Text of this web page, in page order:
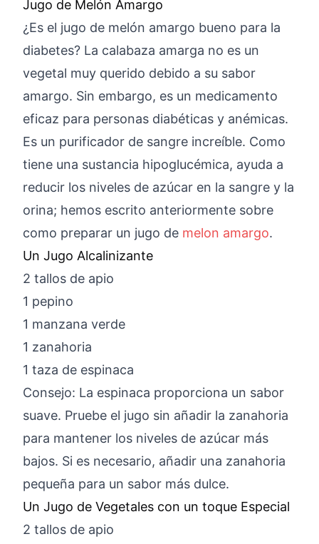
Jugo de Melón Amargo
¿Es el jugo de melón amargo bueno para la
diabetes? La calabaza amarga no es un
vegetal muy querido debido a su sabor
amargo. Sin embargo, es un medicamento
eficaz para personas diabéticas y anémicas.
Es un purificador de sangre increíble. Como
tiene una sustancia hipoglucémica, ayuda a
reducir los niveles de azúcar en la sangre y la
orina; hemos escrito anteriormente sobre
como preparar un jugo de melon amargo.
Un Jugo Alcalinizante
2 tallos de apio
1 pepino
1 manzana verde
1 zanahoria
1 taza de espinaca
Consejo: La espinaca proporciona un sabor
suave. Pruebe el jugo sin añadir la zanahoria
para mantener los niveles de azúcar más
bajos. Si es necesario, añadir una zanahoria
pequeña para un sabor más dulce.
Un Jugo de Vegetales con un toque Especial
2 tallos de apio